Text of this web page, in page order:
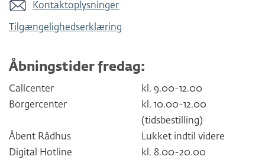
Kontaktoplysninger
Tilgængelighedserklæring
Åbningstider fredag:
Callcenter
kl. 9.00-12.00
Borgercenter
kl. 10.00-12.00
(tidsbestilling)
Åbent Rådhus
Lukket indtil videre
Digital Hotline
kl. 8.00-20.00